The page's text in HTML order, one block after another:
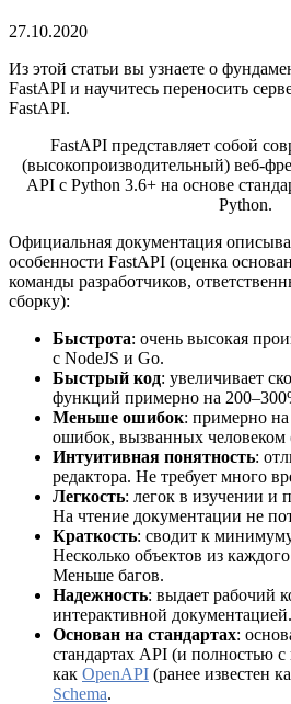
27.10.2020
Из этой статьи вы узнаете о
FastAPI и научитесь переносить
FastAPI.
FastAPI представляет собой
(высокопроизводительный) веб-
API с Python 3.6+ на основе
Python.
Официальная документация
особенности FastAPI (оценка
команды разработчиков,
сборку):
Быстрота: очень высокая
с NodeJS и Go.
Быстрый код: увеличивает
функций примерно на
Меньше ошибок: примерно
ошибок, вызванных человеком
Интуитивная понятность:
редактора. Не требует много
Легкость: легок в изучении и
На чтение документации не
Краткость: сводит к
Несколько объектов из
Меньше багов.
Надежность: выдает рабочий
интерактивной документацией.
Основан на стандартах:
стандартах API (и полностью
как OpenAPI (ранее известен
Schema.